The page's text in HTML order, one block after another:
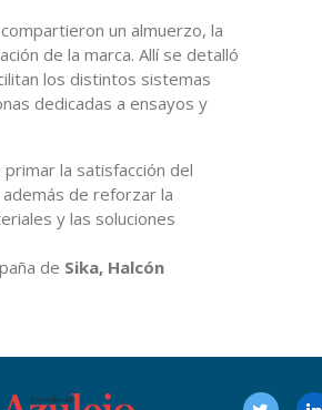
un almuerzo, la
de la marca. Allí se detalló
los distintos sistemas
dedicadas a ensayos y
la satisfacción del
de reforzar la
y las soluciones
de Sika, Halcón